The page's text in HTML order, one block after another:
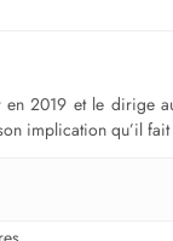
2019 et le dirige
implication qu’il